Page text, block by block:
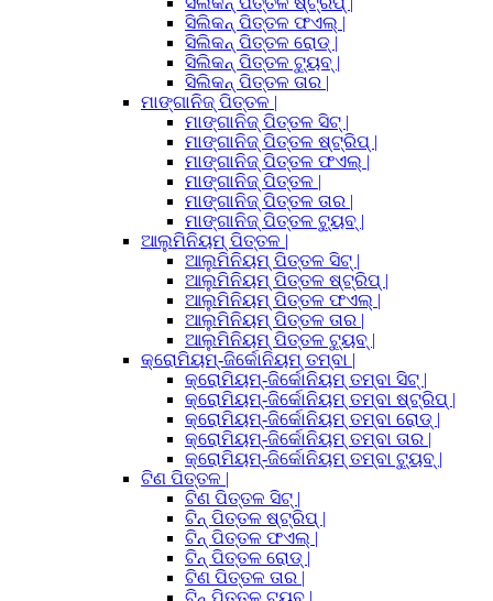
ସିଲିକନ୍ ପିତ୍ତଳ ଫଏଲ୍ |
ସିଲିକନ୍ ପିତ୍ତଳ ରୋଡ୍ |
ସିଲିକନ୍ ପିତ୍ତଳ ଟ୍ୟୁବ୍ |
ସିଲିକନ୍ ପିତ୍ତଳ ତାର |
ମାଙ୍ଗାନିଜ୍ ପିତ୍ତଳ |
ମାଙ୍ଗାନିଜ୍ ପିତ୍ତଳ ସିଟ୍ |
ମାଙ୍ଗାନିଜ୍ ପିତ୍ତଳ ଷ୍ଟ୍ରିପ୍ |
ମାଙ୍ଗାନିଜ୍ ପିତ୍ତଳ ଫଏଲ୍ |
ମାଙ୍ଗାନିଜ୍ ପିତ୍ତଳ |
ମାଙ୍ଗାନିଜ୍ ପିତ୍ତଳ ତାର |
ମାଙ୍ଗାନିଜ୍ ପିତ୍ତଳ ଟ୍ୟୁବ୍ |
ଆଲୁମିନିୟମ୍ ପିତ୍ତଳ |
ଆଲୁମିନିୟମ୍ ପିତ୍ତଳ ସିଟ୍ |
ଆଲୁମିନିୟମ୍ ପିତ୍ତଳ ଷ୍ଟ୍ରିପ୍ |
ଆଲୁମିନିୟମ୍ ପିତ୍ତଳ ଫଏଲ୍ |
ଆଲୁମିନିୟମ୍ ପିତ୍ତଳ ତାର |
ଆଲୁମିନିୟମ୍ ପିତ୍ତଳ ଟ୍ୟୁବ୍ |
କ୍ରୋମିୟମ୍-ଜିର୍କୋନିୟମ୍ ତମ୍ବା |
କ୍ରୋମିୟମ୍-ଜିର୍କୋନିୟମ୍ ତମ୍ବା ସିଟ୍ |
କ୍ରୋମିୟମ୍-ଜିର୍କୋନିୟମ୍ ତମ୍ବା ଷ୍ଟ୍ରିପ୍ |
କ୍ରୋମିୟମ୍-ଜିର୍କୋନିୟମ୍ ତମ୍ବା ରୋଡ୍ |
କ୍ରୋମିୟମ୍-ଜିର୍କୋନିୟମ୍ ତମ୍ବା ତାର |
କ୍ରୋମିୟମ୍-ଜିର୍କୋନିୟମ୍ ତମ୍ବା ଟ୍ୟୁବ୍ |
ଟିଣ ପିତ୍ତଳ |
ଟିଣ ପିତ୍ତଳ ସିଟ୍ |
ଟିନ୍ ପିତ୍ତଳ ଷ୍ଟ୍ରିପ୍ |
ଟିନ୍ ପିତ୍ତଳ ଫଏଲ୍ |
ଟିନ୍ ପିତ୍ତଳ ରୋଡ୍ |
ଟିଣ ପିତ୍ତଳ ତାର |
ଟିନ୍ ପିତ୍ତଳ ଟ୍ୟୁବ୍ |